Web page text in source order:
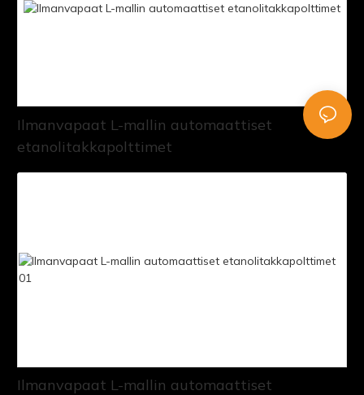
Ilmanvapaat L-mallin automaattiset
etanolitakkapolttimet
Ilmanvapaat L-mallin automaattiset